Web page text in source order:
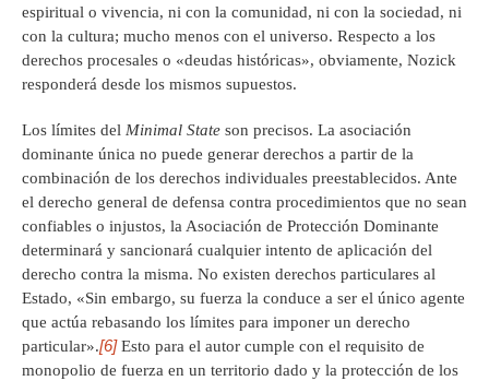
espiritual o vivencia, ni con la comunidad, ni con la sociedad, ni
con la cultura; mucho menos con el universo. Respecto a los
derechos procesales o «deudas históricas», obviamente, Nozick
responderá desde los mismos supuestos.
Los límites del Minimal State son precisos. La asociación
dominante única no puede generar derechos a partir de la
combinación de los derechos individuales preestablecidos. Ante
el derecho general de defensa contra procedimientos que no sean
confiables o injustos, la Asociación de Protección Dominante
determinará y sancionará cualquier intento de aplicación del
derecho contra la misma. No existen derechos particulares al
Estado, «Sin embargo, su fuerza la conduce a ser el único agente
que actúa rebasando los límites para imponer un derecho
particular».[6]Esto para el autor cumple con el requisito de
monopolio de fuerza en un territorio dado y la protección de los